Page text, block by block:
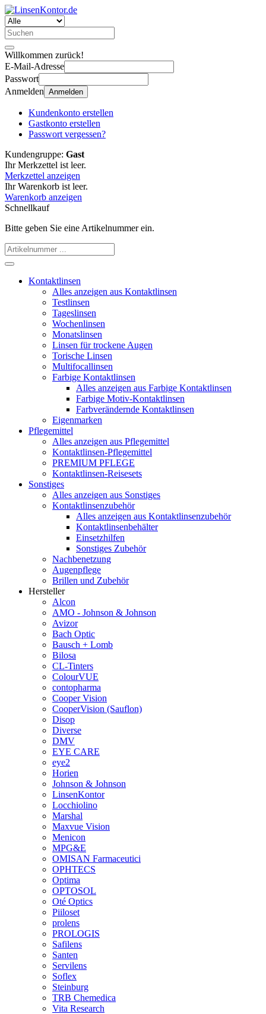
Willkommen zurück!
E-Mail-Adresse
Passwort
Anmelden Anmelden
Kundenkonto erstellen
Gastkonto erstellen
Passwort vergessen?
Kundengruppe: Gast
Ihr Merkzettel ist leer.
Merkzettel anzeigen
Ihr Warenkorb ist leer.
Warenkorb anzeigen
Schnellkauf
Bitte geben Sie eine Artikelnummer ein.
Kontaktlinsen
Alles anzeigen aus Kontaktlinsen
Testlinsen
Tageslinsen
Wochenlinsen
Monatslinsen
Linsen für trockene Augen
Torische Linsen
Multifocallinsen
Farbige Kontaktlinsen
Alles anzeigen aus Farbige Kontaktlinsen
Farbige Motiv-Kontaktlinsen
Farbverändernde Kontaktlinsen
Eigenmarken
Pflegemittel
Alles anzeigen aus Pflegemittel
Kontaktlinsen-Pflegemittel
PREMIUM PFLEGE
Kontaktlinsen-Reisesets
Sonstiges
Alles anzeigen aus Sonstiges
Kontaktlinsenzubehör
Alles anzeigen aus Kontaktlinsenzubehör
Kontaktlinsenbehälter
Einsetzhilfen
Sonstiges Zubehör
Nachbenetzung
Augenpflege
Brillen und Zubehör
Hersteller
Alcon
AMO - Johnson & Johnson
Avizor
Bach Optic
Bausch + Lomb
Bilosa
CL-Tinters
ColourVUE
contopharma
Cooper Vision
CooperVision (Sauflon)
Disop
Diverse
DMV
EYE CARE
eye2
Horien
Johnson & Johnson
LinsenKontor
Locchiolino
Marshal
Maxvue Vision
Menicon
MPG&E
OMISAN Farmaceutici
OPHTECS
Optima
OPTOSOL
Oté Optics
Piiloset
prolens
PROLOGIS
Safilens
Santen
Servilens
Soflex
Steinburg
TRB Chemedica
Vita Research